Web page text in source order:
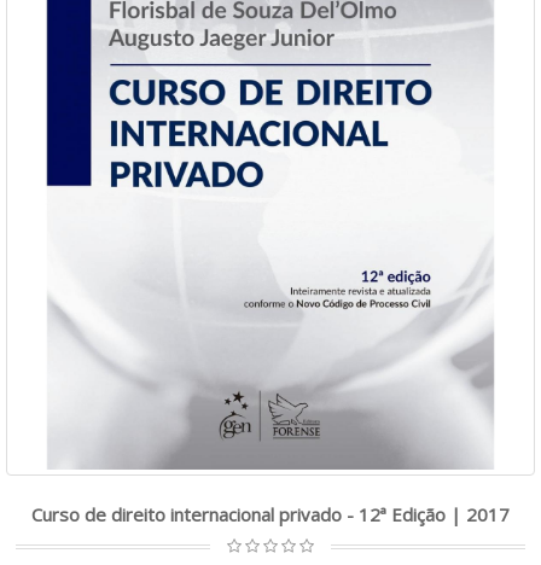
Curso de direito internacional privado - 12ª Edição | 2017